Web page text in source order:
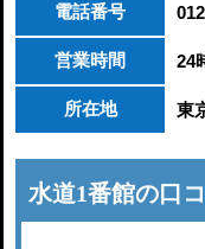
電話番号
営業時間 24
所在地 東
水道1番館の口